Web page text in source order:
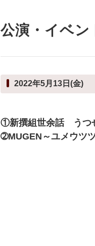
公演・イベン
2022年5月13日(金)
①新撰組世余話 うつ
➁MUGEN～ユメウツ